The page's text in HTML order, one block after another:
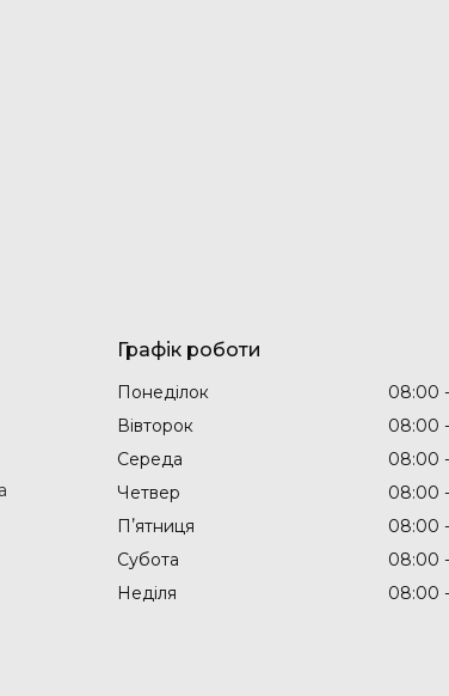
Графік роботи
Понеділок 08:00
Вівторок
08:00
Середа
08:00
Четвер
08:00
Пʼятниця
08:00
Субота
08:00
Неділя
08:00